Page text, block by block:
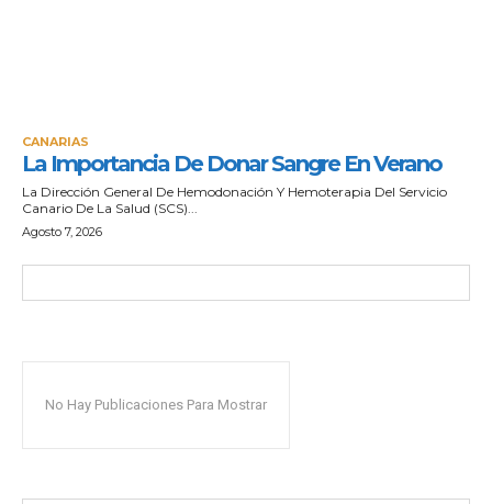
CANARIAS
La Importancia De Donar Sangre En Verano
La Dirección General De Hemodonación Y Hemoterapia Del Servicio
Canario De La Salud (SCS)...
Agosto 7, 2026
No Hay Publicaciones Para Mostrar